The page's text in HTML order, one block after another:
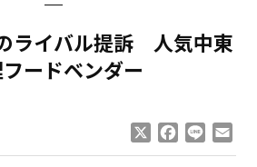
ライバル提訴 人気中東
ードベンダー
Facebook
Line